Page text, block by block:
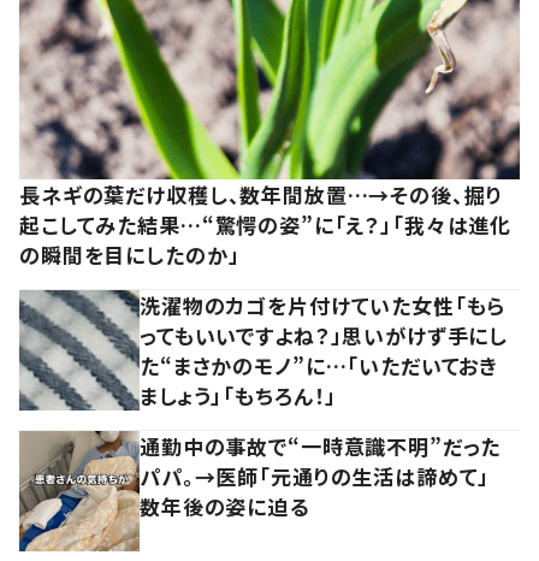
長ネギの葉だけ収穫し、数年間放置…→その後、掘り
起こしてみた結果…“驚愕の姿”に「え？」「我々は進化
の瞬間を目にしたのか」
洗濯物のカゴを片付けていた女性「もら
ってもいいですよね？」思いがけず手にし
た“まさかのモノ”に…「いただいておき
ましょう」「もちろん！」
通勤中の事故で“一時意識不明”だった
パパ。→医師「元通りの生活は諦めて」
数年後の姿に迫る